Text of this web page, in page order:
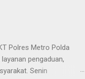
Polres Metro Polda
pengaduan,
Senin